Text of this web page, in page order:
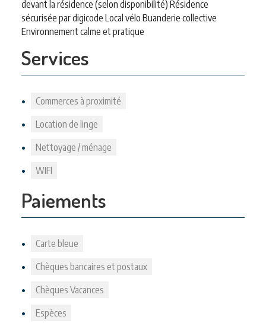
devant la résidence (selon disponibilité) Résidence
sécurisée par digicode Local vélo Buanderie collective
Environnement calme et pratique
Services
Commerces à proximité
Location de linge
Nettoyage / ménage
WIFI
Paiements
Carte bleue
Chèques bancaires et postaux
Chèques Vacances
Espèces